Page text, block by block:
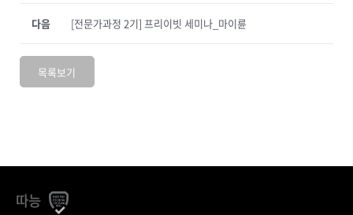
[전문가과정 2기] 프리이빗 세미나_마이륜
다음
목록보기
따능